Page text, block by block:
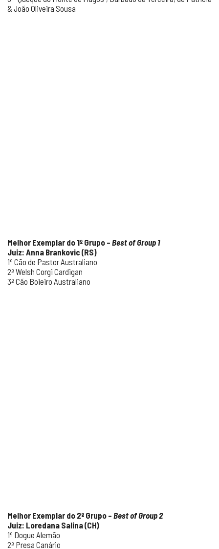
& João Oliveira Sousa
Melhor Exemplar do 1º Grupo – Best of Group 1
Juiz: Anna Brankovic (RS)
1º Cão de Pastor Australiano
2º Welsh Corgi Cardigan
3º Cão Boieiro Australiano
Melhor Exemplar do 2º Grupo – Best of Group 2
Juiz: Loredana Salina (CH)
1º Dogue Alemão
2º Presa Canário